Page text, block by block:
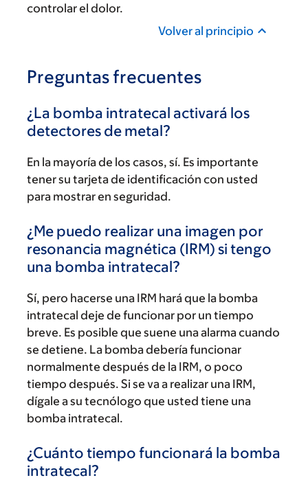
controlar el dolor.
Volver al principio
Preguntas frecuentes
¿La bomba intratecal activará los
detectores de metal?
En la mayoría de los casos, sí. Es importante
tener su tarjeta de identificación con usted
para mostrar en seguridad.
¿Me puedo realizar una imagen por
resonancia magnética (IRM) si tengo
una bomba intratecal?
Sí, pero hacerse una IRM hará que la bomba
intratecal deje de funcionar por un tiempo
breve. Es posible que suene una alarma cuando
se detiene. La bomba debería funcionar
normalmente después de la IRM, o poco
tiempo después. Si se va a realizar una IRM,
dígale a su tecnólogo que usted tiene una
bomba intratecal.
¿Cuánto tiempo funcionará la bomba
intratecal?